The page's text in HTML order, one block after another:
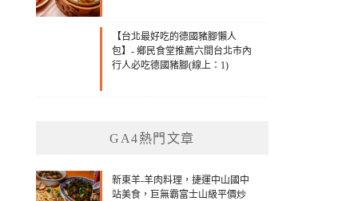
【台北最好吃的德國豬腳懶人
包】- 鄉民食堂推薦六間台北市內
行人必吃德國豬腳(線上：1)
GA4熱門文章
新東羊-羊肉料理，捷運中山國中
站美食，巨無霸富士山級平價炒